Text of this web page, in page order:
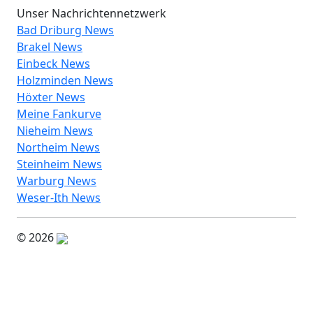
Unser Nachrichtennetzwerk
Bad Driburg News
Brakel News
Einbeck News
Holzminden News
Höxter News
Meine Fankurve
Nieheim News
Northeim News
Steinheim News
Warburg News
Weser-Ith News
© 2026